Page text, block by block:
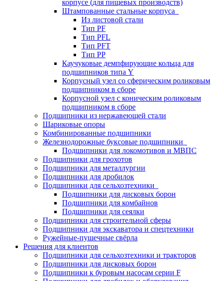
корпусе (для пищевых производств)
Штампованные стальные корпуса
Из листовой стали
Тип PF
Тип PFL
Тип PFT
Тип PP
Каучуковые демпфирующие кольца для
подшипников типа Y
Корпусный узел со сферическим роликовым
подшипником в сборе
Корпусной узел с коническим роликовым
подшипником в сборе
Подшипники из нержавеющей стали
Шариковые опоры
Комбинированные подшипники
Железнодорожные буксовые подшипники
Подшипники для локомотивов и МВПС
Подшипники для грохотов
Подшипники для металлургии
Подшипники для дробилок
Подшипники для сельхозтехники
Подшипники для дисковых борон
Подшипники для комбайнов
Подшипники для сеялки
Подшипники для строительной сферы
Подшипники для экскаватора и спецтехники
Ружейные-пушечные свёрла
Решения для клиентов
Подшипники для сельхозтехники и тракторов
Подшипники для дисковых борон
Подшипники к буровым насосам серии F